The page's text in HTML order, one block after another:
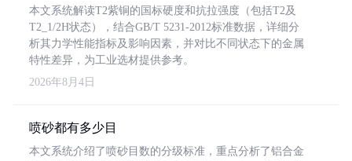
本文系统解读T2紫铜的国标硬度和抗拉强度（包括T2及
T2_1/2H状态），结合GB/T 5231-2012标准数据，详细分
析其力学性能指标及影响因素，并对比不同状态下的金属
特性差异，为工业选材提供参考。
2026年8月4日
喷砂都有多少目
本文系统介绍了喷砂目数的分级标准，重点分析了铝合金